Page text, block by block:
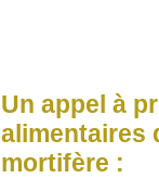
Un appel à
alimentaires
mortifère :